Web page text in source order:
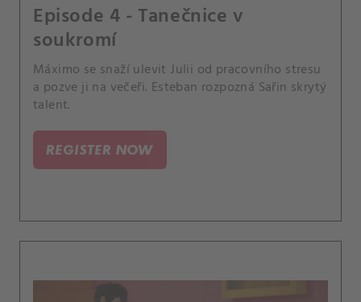
Episode 4 - Tanečnice v
soukromí
Máximo se snaží ulevit Julii od pracovního stresu
a pozve ji na večeři. Esteban rozpozná Sařin skrytý
talent.
REGISTER NOW